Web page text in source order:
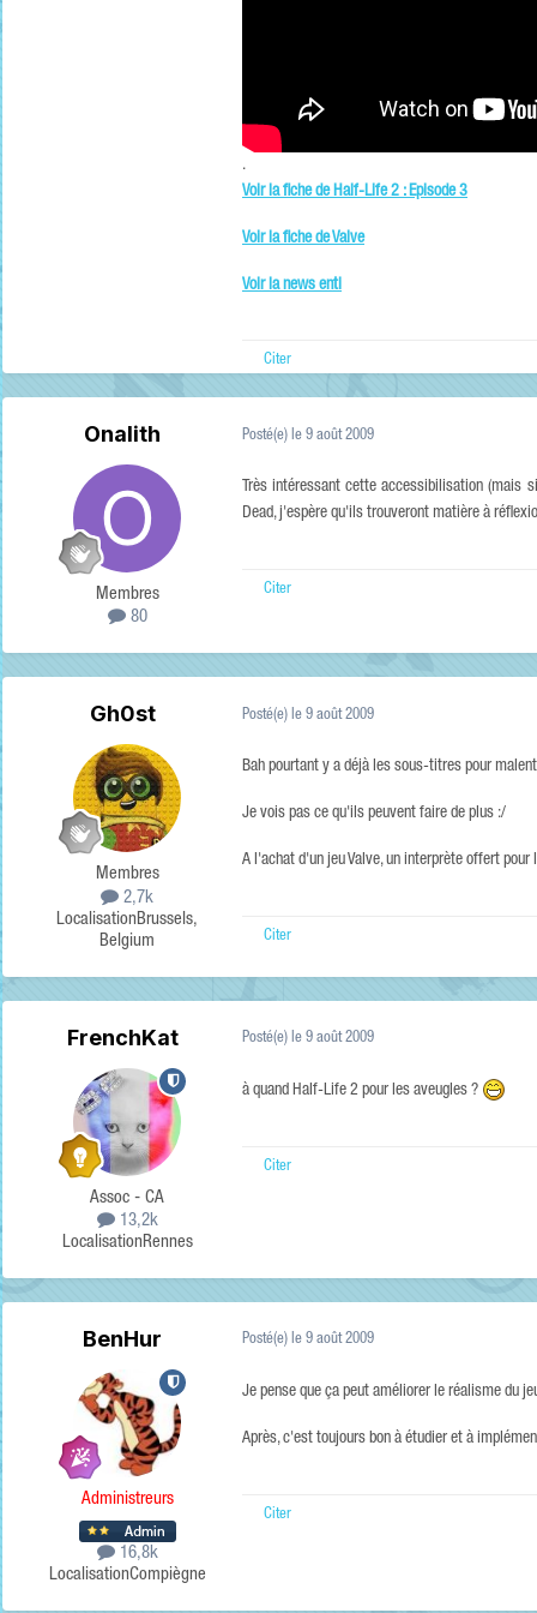
.
Voir la fiche de Half-Life 2 : Episode 3
Voir la fiche de Valve
Voir la news enti
Citer
Onalith
Membres
80
Posté(e) le 9 août 2009
Très intéressant cette accessibilisation (mais
Dead, j'espère qu'ils trouveront matière à
Citer
Gh0st
Membres
2,7k
Localisation Brussels,
Belgium
Posté(e) le 9 août 2009
Bah pourtant y a déjà les sous-titres pour
Je vois pas ce qu'ils peuvent faire de plus :/
A l'achat d'un jeu Valve, un interprète offert pour
Citer
FrenchKat
Assoc - CA
13,2k
Localisation Rennes
Posté(e) le 9 août 2009
à quand Half-Life 2 pour les aveugles ?
Citer
BenHur
Administreurs
16,8k
LocalisationCompiègne
Posté(e) le 9 août 2009
Je pense que ça peut améliorer le réalisme du
Après, c'est toujours bon à étudier et à
Citer